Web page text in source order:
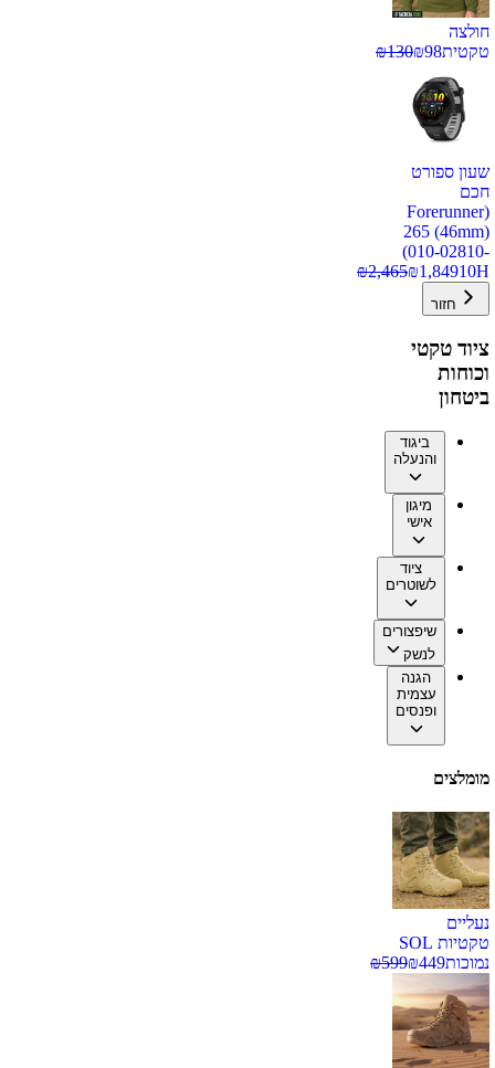
חולצה
טקטית
₪98
₪130
שעון ספורט
חכם
(Forerunner
265 (46mm)
(010-02810-
10H
₪1,849
₪2,465
חזור
ציוד טקטי
וכוחות
ביטחון
ביגוד
והנעלה
מיגון
אישי
ציוד
לשוטרים
שיפצורים
לנשק
הגנה
עצמית
ופנסים
מומלצים
נעליים
טקטיות SOL
נמוכות
₪449
₪599